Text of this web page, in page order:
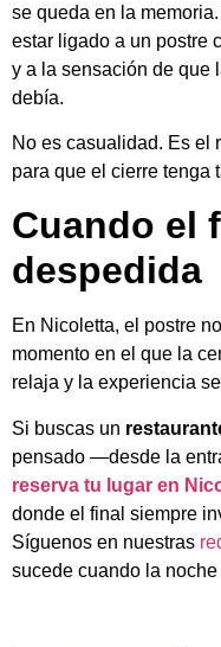
se queda en la
estar ligado a un postre
y a la sensación de que
debía.
No es casualidad. Es el
para que el cierre tenga
Cuando el
despedida
En Nicoletta, el postre
momento en el que la
relaja y la experiencia
Si buscas un
pensado —desde la
reserva tu lugar en
donde el final siempre
Síguenos en nuestras
sucede cuando la